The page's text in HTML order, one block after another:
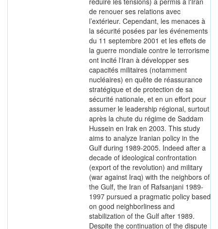
de renouer ses relations avec
l’extérieur. Cependant, les menaces à
la sécurité posées par les événements
du 11 septembre 2001 et les effets de
la guerre mondiale contre le terrorisme
ont incité l'Iran à développer ses
capacités militaires (notamment
nucléaires) en quête de réassurance
stratégique et de protection de sa
sécurité nationale, et en un effort pour
assumer le leadership régional, surtout
après la chute du régime de Saddam
Hussein en Irak en 2003. This study
aims to analyze Iranian policy in the
Gulf during 1989-2005. Indeed after a
decade of ideological confrontation
(export of the revolution) and military
(war against Iraq) with the neighbors of
the Gulf, the Iran of Rafsanjani 1989-
1997 pursued a pragmatic policy based
on good neighborliness and
stabilization of the Gulf after 1989.
Despite the continuation of the dispute